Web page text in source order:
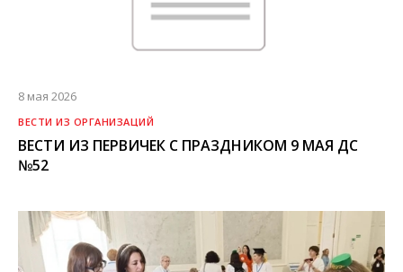
8 мая 2026
ВЕСТИ ИЗ ОРГАНИЗАЦИЙ
ВЕСТИ ИЗ ПЕРВИЧЕК С ПРАЗДНИКОМ 9 МАЯ ДС
№52